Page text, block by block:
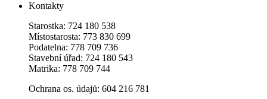
Kontakty
Starostka: 724 180 538
Místostarosta: 773 830 699
Podatelna: 778 709 736
Stavební úřad: 724 180 543
Matrika: 778 709 744
Ochrana os. údajů: 604 216 781